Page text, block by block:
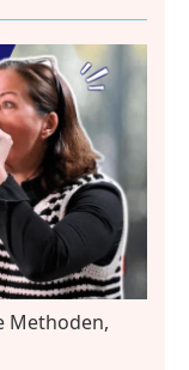
Methoden,